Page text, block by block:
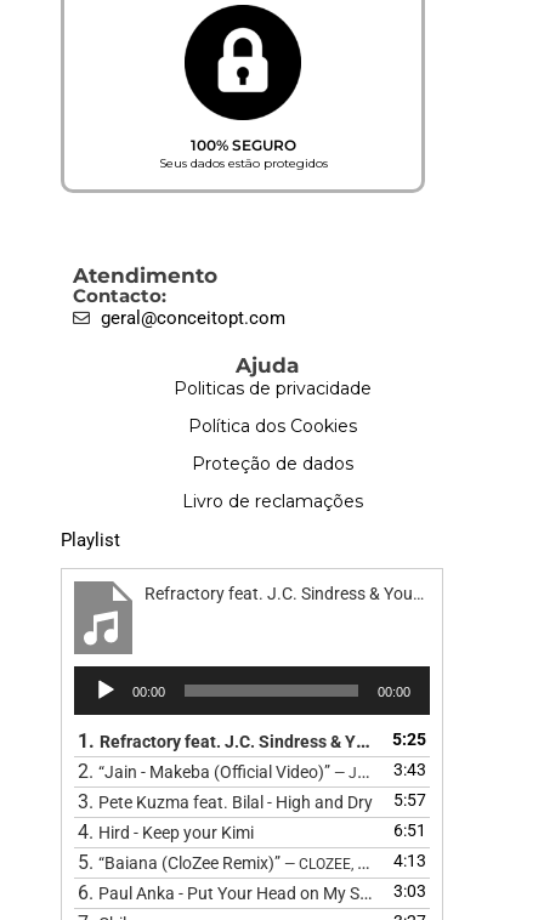
100% SEGURO
Seus dados estão protegidos
Atendimento
Contacto:
geral@conceitopt.com
Ajuda
Politicas de privacidade
Política dos Cookies
Proteção de dados
Livro de reclamações
Playlist
Refractory feat. J.C. Sindress & Youn Sun Nah - Road
Reprodutor
áudio
00:00 00:00
1. Refractory feat. J.C. Sindress & Youn Sun Nah - Road
5:25
2. “Jain - Makeba (Official Video)” — JAIN 3:43
3. Pete Kuzma feat. Bilal - High and Dry 5:57
4. Hird - Keep your Kimi 6:51
5. “Baiana (CloZee Remix)” — CLOZEE, BARBATUQUES, CLOZEE,
4:13
6. Paul Anka - Put Your Head on My Shoulder (Cover) by The
3:03